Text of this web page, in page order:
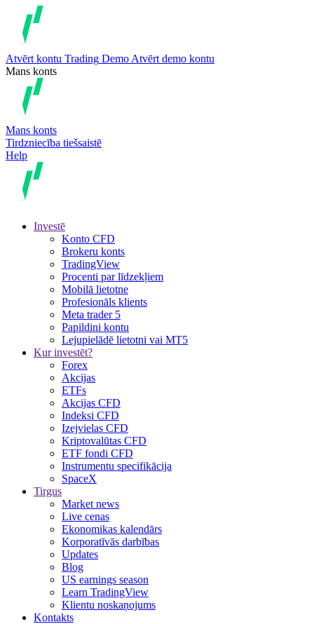
Atvērt kontu Trading Demo Atvērt demo kontu
Mans konts
Mans konts
Tirdzniecība tiešsaistē
Help
Investē
Konto CFD
Brokeru konts
TradingView
Procenti par līdzekļiem
Mobilā lietotne
Profesionāls klients
Meta trader 5
Papildini kontu
Lejupielādē lietotni vai MT5
Kur investēt?
Forex
Akcijas
ETFs
Akcijas CFD
Indeksi CFD
Izejvielas CFD
Kriptovalūtas CFD
ETF fondi CFD
Instrumentu specifikācija
SpaceX
Tirgus
Market news
Live cenas
Ekonomikas kalendārs
Korporatīvās darbības
Updates
Blog
US earnings season
Learn TradingView
Klientu noskaņojums
Kontakts